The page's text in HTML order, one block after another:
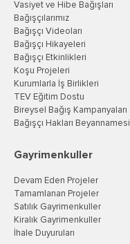
Vasiyet ve Hibe Bağışları
Bağışçılarımız
Bağışçı Videoları
Bağışçı Hikayeleri
Bağışçı Etkinlikleri
Koşu Projeleri
Kurumlarla İş Birlikleri
TEV Eğitim Dostu
Bireysel Bağış Kampanyaları
Bağışçı Hakları Beyannamesi
Gayrimenkuller
Devam Eden Projeler
Tamamlanan Projeler
Satılık Gayrimenkuller
Kiralık Gayrimenkuller
İhale Duyuruları